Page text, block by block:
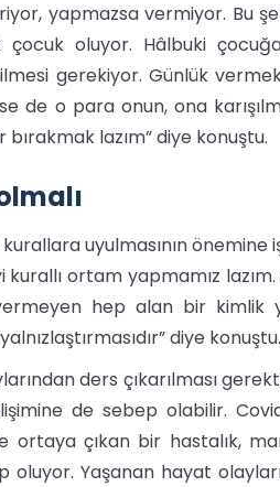
yapmazsa vermiyor. Bu
oluyor. Hâlbuki
gerekiyor. Günlük
de o para onun, ona
lazım” diye konuştu.
uyulmasının
kurallı ortam yapmamız
hep alan bir kimlik
diye konuştu.
ders çıkarılması
de sebep olabilir.
ortaya çıkan bir hastalık,
oluyor. Yaşanan hayat